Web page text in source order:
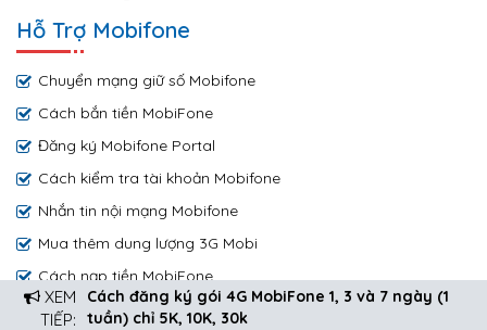
XEM
TIẾP:
Cách đăng ký gói 4G MobiFone 1, 3 và 7 ngày (1
tuần) chỉ 5K, 10K, 30k
Hỗ Trợ Mobifone
Chuyển mạng giữ số Mobifone
Cách bắn tiền MobiFone
Đăng ký Mobifone Portal
Cách kiểm tra tài khoản Mobifone
Nhắn tin nội mạng Mobifone
Mua thêm dung lượng 3G Mobi
Cách nạp tiền MobiFone
Copyright © 2019 by Mobifone.net.vn